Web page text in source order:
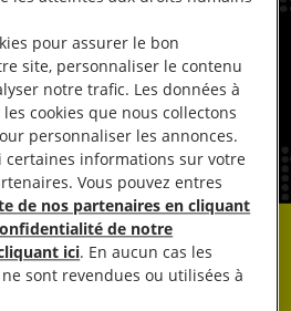
pour assurer le bon
site, personnaliser le contenu
notre trafic. Les données à
cookies que nous collectons
personnaliser les annonces.
certaines informations sur votre
Vous pouvez entres
de nos partenaires en cliquant
de notre
ici. En aucun cas les
sont revendues ou utilisées à